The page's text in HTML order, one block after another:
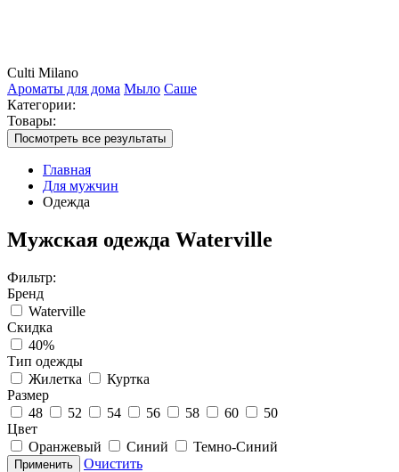
Culti Milano
Ароматы для дома Мыло Саше
Категории:
Товары:
Посмотреть все результаты
Главная
Для мужчин
Одежда
Мужская одежда Waterville
Фильтр:
Бренд
Waterville
Скидка
40%
Тип одежды
Жилетка
Куртка
Размер
48
52 54 56 58 60
50
Цвет
Оранжевый
Синий Темно-Синий
Применить
Очистить